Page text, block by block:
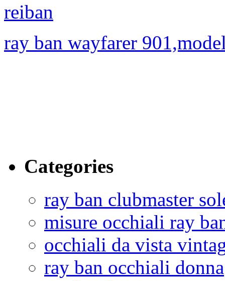
reiban
ray ban wayfarer
Categories
ray ban clubmaster
misure occhiali ray
occhiali da vista
ray ban occhiali donna